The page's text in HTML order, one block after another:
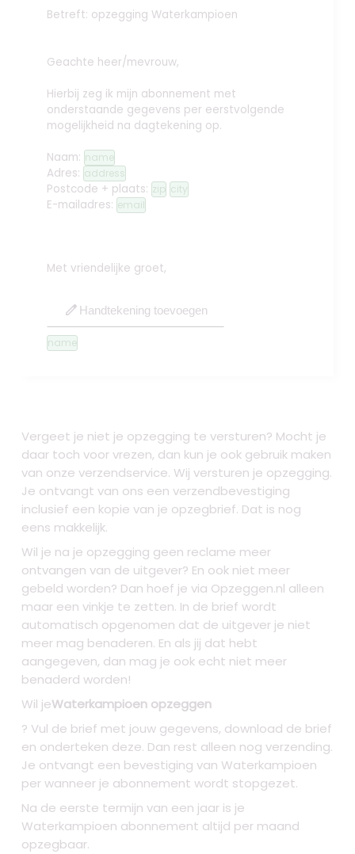
Betreft: opzegging Waterkampioen
Geachte heer/mevrouw,
Hierbij zeg ik mijn abonnement met
onderstaande gegevens per eerstvolgende
mogelijkheid na dagtekening op.
Naam: name
Adres: address
Postcode + plaats: zip city
E-mailadres: email
Met vriendelijke groet,
edit Handtekening toevoegen
name
Vergeet je niet je opzegging te versturen? Mocht je
daar toch voor vrezen, dan kun je ook gebruik maken
van onze verzendservice. Wij versturen je opzegging.
Je ontvangt van ons een verzendbevestiging
inclusief een kopie van je opzegbrief. Dat is nog
eens makkelijk.
Wil je na je opzegging geen reclame meer
ontvangen van de uitgever? En ook niet meer
gebeld worden? Dan hoef je via Opzeggen.nl alleen
maar een vinkje te zetten. In de brief wordt
automatisch opgenomen dat de uitgever je niet
meer mag benaderen. En als jij dat hebt
aangegeven, dan mag je ook echt niet meer
benaderd worden!
Wil jeWaterkampioen opzeggen
? Vul de brief met jouw gegevens, download de brief
en onderteken deze. Dan rest alleen nog verzending.
Je ontvangt een bevestiging van Waterkampioen
per wanneer je abonnement wordt stopgezet.
Na de eerste termijn van een jaar is je
Waterkampioen abonnement altijd per maand
opzegbaar.